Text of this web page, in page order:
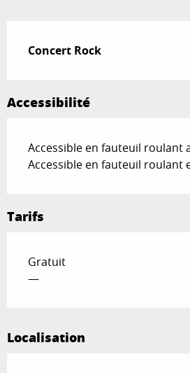
Concert Rock
Accessibilité
Accessible en fauteuil roulant
Accessible en fauteuil roulant
Tarifs
Gratuit
—
Localisation